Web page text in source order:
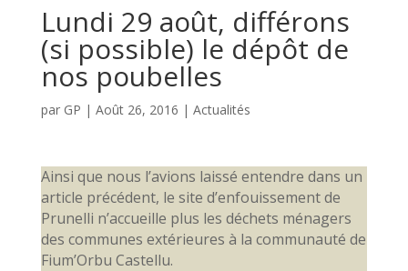
Lundi 29 août, différons
(si possible) le dépôt de
nos poubelles
par GP | Août 26, 2016 | Actualités
Ainsi que nous l’avions laissé entendre dans un
article précédent, le site d’enfouissement de
Prunelli n’accueille plus les déchets ménagers
des communes extérieures à la communauté de
Fium’Orbu Castellu.